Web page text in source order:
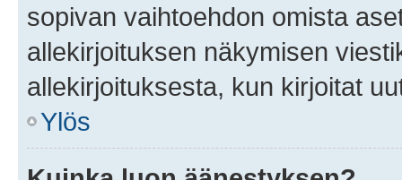
sopivan vaihtoehdon omista
allekirjoituksen näkymisen
allekirjoituksesta, kun kirjoitat
Ylös